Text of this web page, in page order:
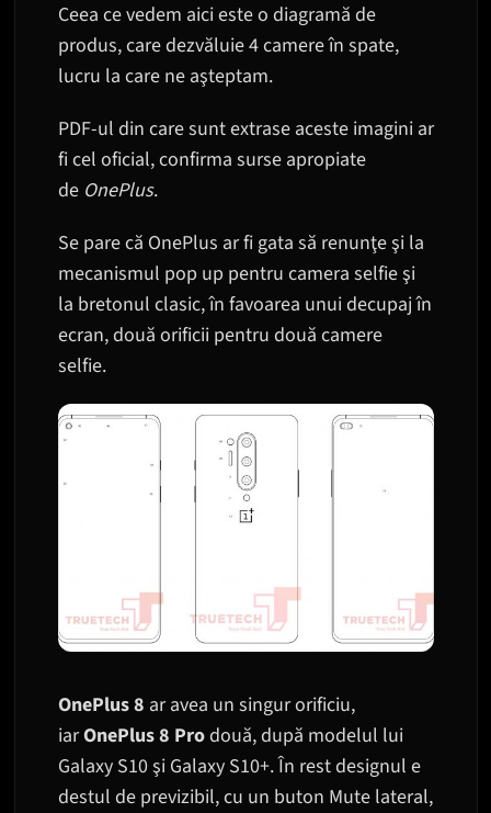
Ceea ce vedem aici este o diagramă de
produs, care dezvăluie 4 camere în spate,
lucru la care ne aşteptam.
PDF-ul din care sunt extrase aceste imagini ar
fi cel oficial, confirma surse apropiate
de OnePlus.
Se pare că OnePlus ar fi gata să renunţe şi la
mecanismul pop up pentru camera selfie şi
la bretonul clasic, în favoarea unui decupaj în
ecran, două orificii pentru două camere
selfie.
OnePlus 8 ar avea un singur orificiu,
iarOnePlus 8 Prodouă, după modelul lui
Galaxy S10 şi Galaxy S10+. În rest designul e
destul de previzibil, cu un buton Mute lateral,